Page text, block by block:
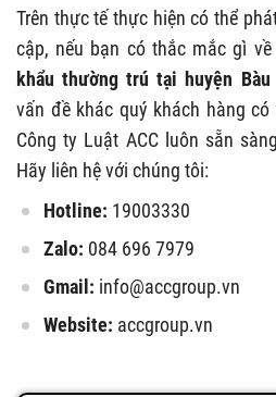
Trên thực tế thực hiện có thể
cập, nếu bạn có thắc mắc gì về
khẩu thường trú tại huyện Bàu
vấn đề khác quý khách hàng
Công ty Luật ACC luôn sẵn
Hãy liên hệ với chúng tôi:
Hotline: 19003330
Zalo: 084 696 7979
Gmail: info@accgroup.vn
Website: accgroup.vn